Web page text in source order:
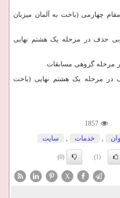
کسب مقام چهارمی (باخت به آلمان میزبان
آفریقای جنوبی حذف در مرحله یک هشتم نهایی
روسیه حذف در مرحله یک هشتم نهایی (باخت
1857
, خدمات , سایت
(1)
(0)
X